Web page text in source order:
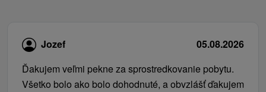
Jozef
05.08.2026
Ďakujem veľmi pekne za sprostredkovanie pobytu.
Všetko bolo ako bolo dohodnuté, a obvzlášť ďakujem